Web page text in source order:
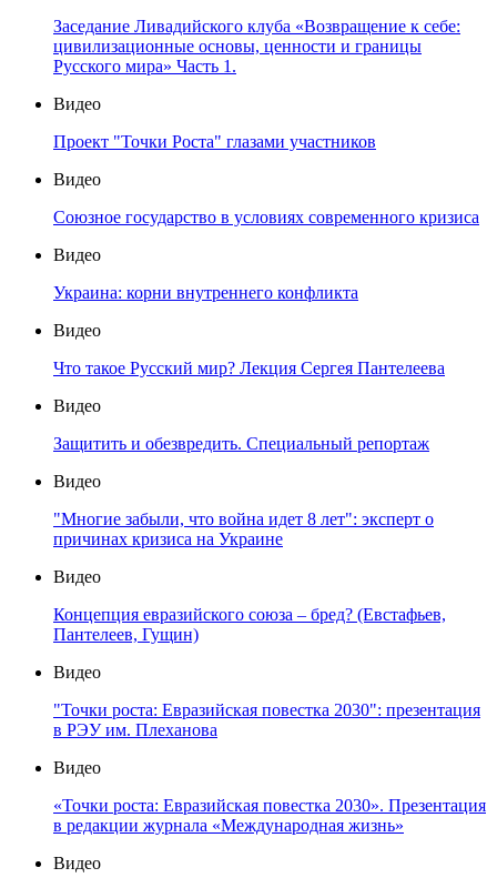
Заседание Ливадийского клуба «Возвращение к себе:
цивилизационные основы, ценности и границы
Русского мира» Часть 1.
Видео
Проект "Точки Роста" глазами участников
Видео
Союзное государство в условиях современного кризиса
Видео
Украина: корни внутреннего конфликта
Видео
Что такое Русский мир? Лекция Сергея Пантелеева
Видео
Защитить и обезвредить. Специальный репортаж
Видео
"Многие забыли, что война идет 8 лет": эксперт о
причинах кризиса на Украине
Видео
Концепция евразийского союза – бред? (Евстафьев,
Пантелеев, Гущин)
Видео
"Точки роста: Евразийская повестка 2030": презентация
в РЭУ им. Плеханова
Видео
«Точки роста: Евразийская повестка 2030». Презентация
в редакции журнала «Международная жизнь»
Видео